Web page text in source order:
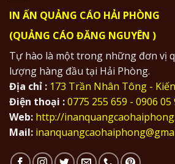
IN ẤN QUẢNG CÁO HẢI PHÒNG
(QUẢNG CÁO ĐĂNG NGUYÊN )
Tự hào là một trong những đơn vị
lượng hàng đầu tại Hải Phòng.
Địa chỉ : 173 Trần Nhân Tông -
Điện thoại :0775 255 659 - 0906 05
Web: http://
Mail: